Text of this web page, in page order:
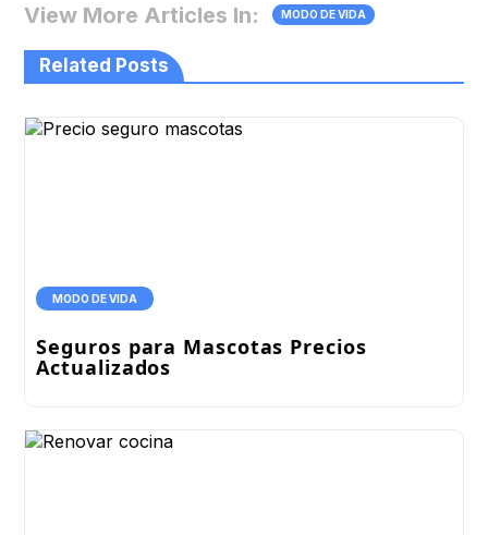
View More Articles In: MODO DE VIDA
Related Posts
MODO DE VIDA
Seguros para Mascotas Precios
Actualizados